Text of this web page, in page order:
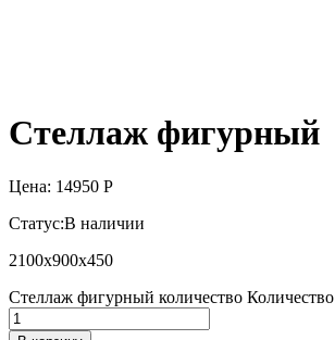
Стеллаж фигурный
Цена: 14950 Р
Статус:В наличии
2100х900х450
Стеллаж фигурный количество Количество